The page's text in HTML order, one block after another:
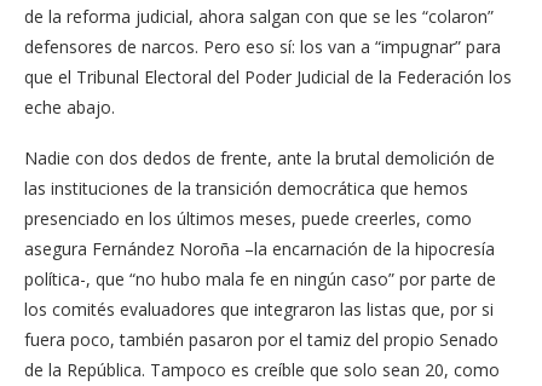
de la reforma judicial, ahora salgan con que se les “colaron”
defensores de narcos. Pero eso sí: los van a “impugnar” para
que el Tribunal Electoral del Poder Judicial de la Federación los
eche abajo.
Nadie con dos dedos de frente, ante la brutal demolición de
las instituciones de la transición democrática que hemos
presenciado en los últimos meses, puede creerles, como
asegura Fernández Noroña –la encarnación de la hipocresía
política-, que “no hubo mala fe en ningún caso” por parte de
los comités evaluadores que integraron las listas que, por si
fuera poco, también pasaron por el tamiz del propio Senado
de la República. Tampoco es creíble que solo sean 20, como